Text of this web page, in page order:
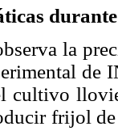
la
de
cultivo
frijol